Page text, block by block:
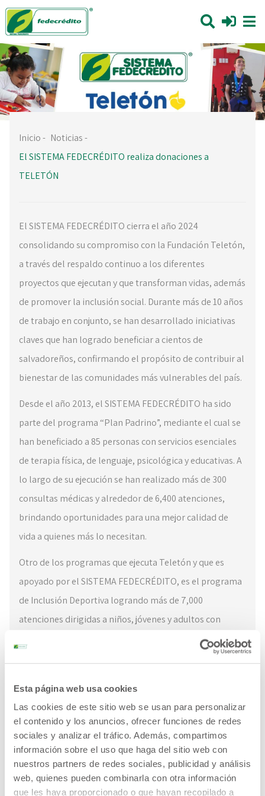
Esta página web usa cookies
Las cookies de este sitio web se usan para personalizar
el contenido y los anuncios, ofrecer funciones de redes
sociales y analizar el tráfico. Además, compartimos
información sobre el uso que haga del sitio web con
nuestros partners de redes sociales, publicidad y análisis
web, quienes pueden combinarla con otra información
que les haya proporcionado o que hayan recopilado a
Inicio- Noticias-
El SISTEMA FEDECRÉDITO realiza donaciones a
TELETÓN
El SISTEMA FEDECRÉDITO cierra el año 2024
consolidando su compromiso con la Fundación Teletón,
a través del respaldo continuo a los diferentes
proyectos que ejecutan y que transforman vidas, además
de promover la inclusión social. Durante más de 10 años
de trabajo en conjunto, se han desarrollado iniciativas
claves que han logrado beneficiar a cientos de
salvadoreños, confirmando el propósito de contribuir al
bienestar de las comunidades más vulnerables del país.
Desde el año 2013, el SISTEMA FEDECRÉDITO ha sido
parte del programa “Plan Padrino”, mediante el cual se
han beneficiado a 85 personas con servicios esenciales
de terapia física, de lenguaje, psicológica y educativas. A
lo largo de su ejecución se han realizado más de 300
consultas médicas y alrededor de 6,400 atenciones,
brindando oportunidades para una mejor calidad de
vida a quienes más lo necesitan.
Otro de los programas que ejecuta Teletón y que es
apoyado por el SISTEMA FEDECRÉDITO, es el programa
de Inclusión Deportiva logrando más de 7,000
atenciones dirigidas a niños, jóvenes y adultos con
complementado con más de 418 asesorías deportivas,
para la rehabilitación y la inclusión.
Teletón tiene un fuerte compromiso con la
rehabilitación en el país, prueba de ello es que cuenta
con la única piscina terapeútica del país, que recibe
mantenimiento en su infraestructura de manera